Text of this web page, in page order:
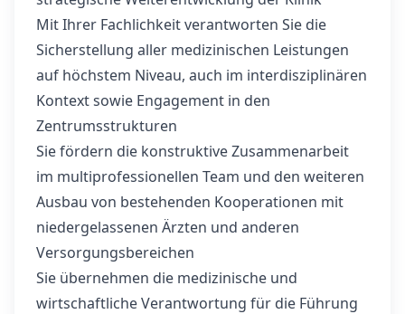
Mit Ihrer Fachlichkeit verantworten Sie die
Sicherstellung aller medizinischen Leistungen
auf höchstem Niveau, auch im interdisziplinären
Kontext sowie Engagement in den
Zentrumsstrukturen
Sie fördern die konstruktive Zusammenarbeit
im multiprofessionellen Team und den weiteren
Ausbau von bestehenden Kooperationen mit
niedergelassenen Ärzten und anderen
Versorgungsbereichen
Sie übernehmen die medizinische und
wirtschaftliche Verantwortung für die Führung